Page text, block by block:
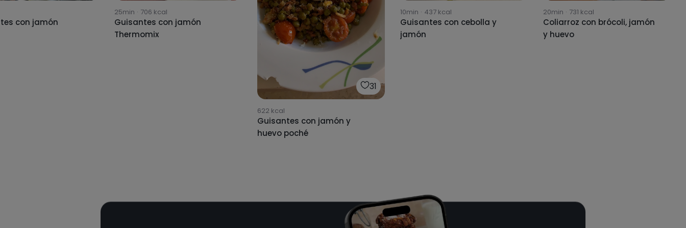
con jamón
25min · 706 kcal
Guisantes con jamón
Thermomix
31
622 kcal
Guisantes con jamón y
huevo poché
10min · 437kcal
Guisantes con cebolla y
jamón
20min · 731 kcal
Coliarroz con brócoli, jamón
y huevo